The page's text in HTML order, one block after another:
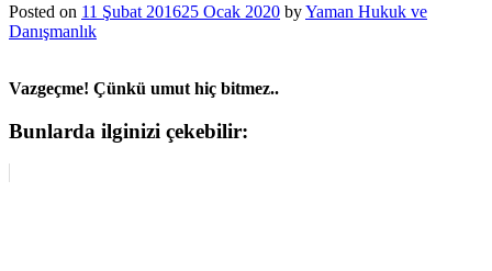
Posted on 11 Şubat 201625 Ocak 2020 byYaman Hukuk ve
Danışmanlık
Vazgeçme! Çünkü umut hiç bitmez..
Bunlarda ilginizi çekebilir: